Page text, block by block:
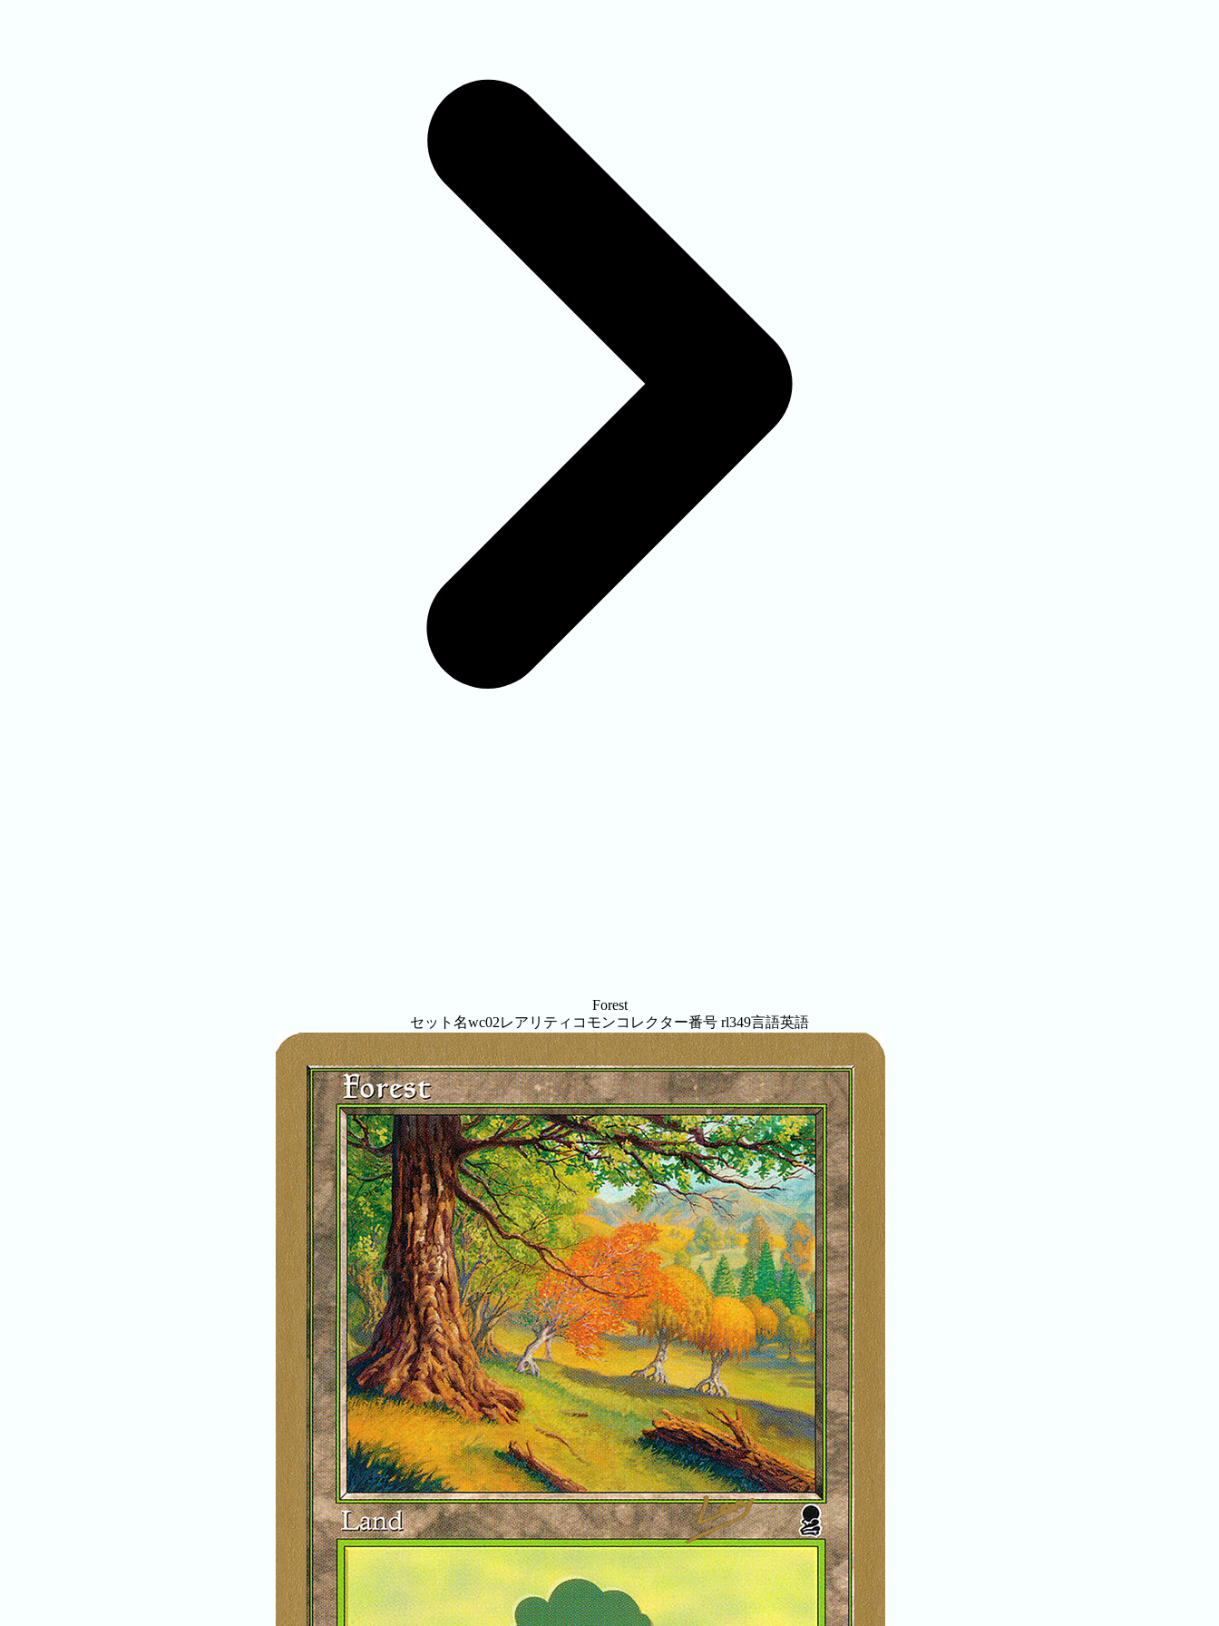
Forest
セット名wc02レアリティ コモンコレクター番号 rl349言語英語